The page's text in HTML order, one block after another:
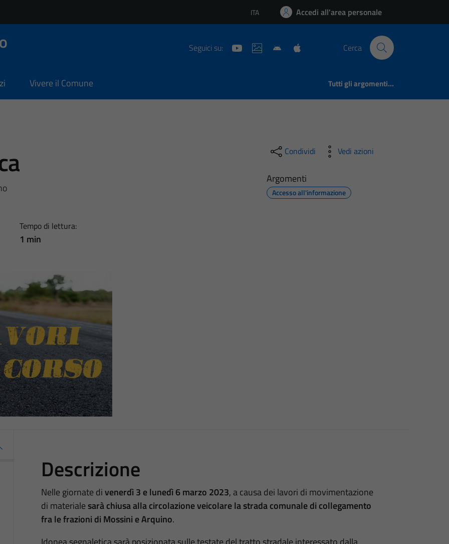
Lingua attiva:
ITA Accedi all'area personale
Seguici su: Cerca
Vivere il Comune Tutti gli argomenti...
Tempo di lettura:
1 min
Condividi Vedi azioni
Argomenti
Accesso all'informazione
Descrizione
Nelle giornate divenerdì 3 e lunedì 6 marzo 2023, a causa dei lavori di movimentazione
di materiale sarà chiusa alla circolazione veicolarela strada comunale di collegamento
fra le frazioni di Mossini e Arquino.